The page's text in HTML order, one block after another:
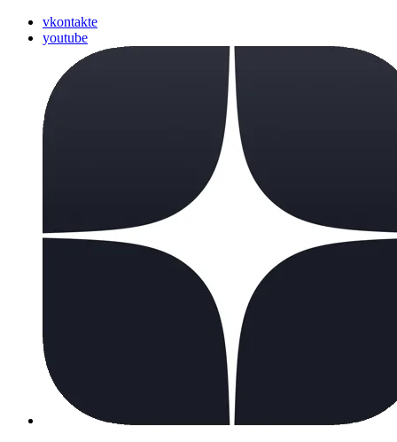
vkontakte
youtube